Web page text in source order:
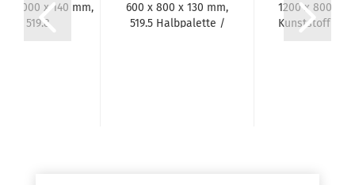
x 1000 x 140 mm,
519.8
600 x 800 x 130 mm,
519.5 Halbpalette /
1200 x 800 x